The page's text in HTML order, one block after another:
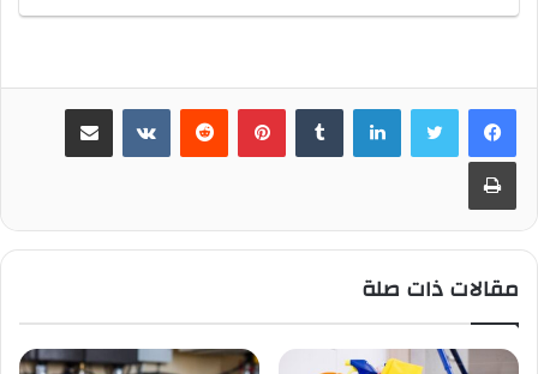
لينكدإن بينتيريست مشاركة عبر البريد
طباعة
مقالات ذات صلة